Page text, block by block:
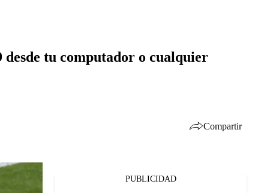
tu computador o cualquier
Compartir
PUBLICIDAD